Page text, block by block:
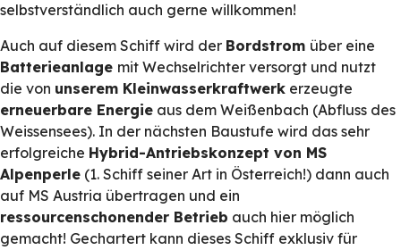
selbstverständlich auch gerne willkommen!
Auch auf diesem Schiff wird der Bordstrom über eine
Batterieanlage mit Wechselrichter versorgt und nutzt
die von unserem Kleinwasserkraftwerk erzeugte
erneuerbare Energie aus dem Weißenbach (Abfluss des
Weissensees). In der nächsten Baustufe wird das sehr
erfolgreiche Hybrid-Antriebskonzept von MS
Alpenperle (1. Schiff seiner Art in Österreich!) dann auch
auf MS Austria übertragen und ein
ressourcenschonender Betrieb auch hier möglich
gemacht! Gechartert kann dieses Schiff exklusiv für